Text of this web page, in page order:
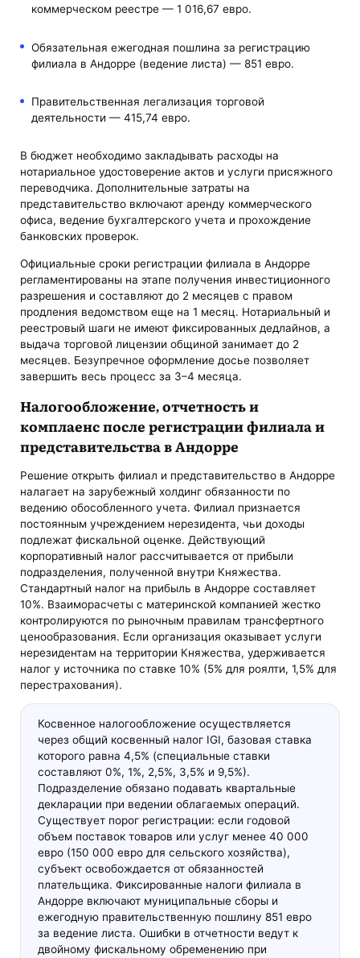
коммерческом реестре — 1 016,67 евро.
Обязательная ежегодная пошлина за регистрацию
филиала в Андорре (ведение листа) — 851 евро.
Правительственная легализация торговой
деятельности — 415,74 евро.
В бюджет необходимо закладывать расходы на
нотариальное удостоверение актов и услуги присяжного
переводчика. Дополнительные затраты на
представительство включают аренду коммерческого
офиса, ведение бухгалтерского учета и прохождение
банковских проверок.
Официальные сроки регистрации филиала в Андорре
регламентированы на этапе получения инвестиционного
разрешения и составляют до 2 месяцев с правом
продления ведомством еще на 1 месяц. Нотариальный и
реестровый шаги не имеют фиксированных дедлайнов, а
выдача торговой лицензии общиной занимает до 2
месяцев. Безупречное оформление досье позволяет
завершить весь процесс за 3–4 месяца.
Налогообложение, отчетность и
комплаенс после регистрации филиала и
представительства в Андорре
Решение открыть филиал и представительство в Андорре
налагает на зарубежный холдинг обязанности по
ведению обособленного учета. Филиал признается
постоянным учреждением нерезидента, чьи доходы
подлежат фискальной оценке. Действующий
корпоративный налог рассчитывается от прибыли
подразделения, полученной внутри Княжества.
Стандартный налог на прибыль в Андорре составляет
10%. Взаиморасчеты с материнской компанией жестко
контролируются по рыночным правилам трансфертного
ценообразования. Если организация оказывает услуги
нерезидентам на территории Княжества, удерживается
налог у источника по ставке 10% (5% для роялти, 1,5% для
перестрахования).
Косвенное налогообложение осуществляется
через общий косвенный налог IGI, базовая ставка
которого равна 4,5% (специальные ставки
составляют 0%, 1%, 2,5%, 3,5% и 9,5%).
Подразделение обязано подавать квартальные
декларации при ведении облагаемых операций.
Существует порог регистрации: если годовой
объем поставок товаров или услуг менее 40 000
евро (150 000 евро для сельского хозяйства),
субъект освобождается от обязанностей
плательщика. Фиксированные налоги филиала в
Андорре включают муниципальные сборы и
ежегодную правительственную пошлину 851 евро
за ведение листа. Ошибки в отчетности ведут к
двойному фискальному обременению при